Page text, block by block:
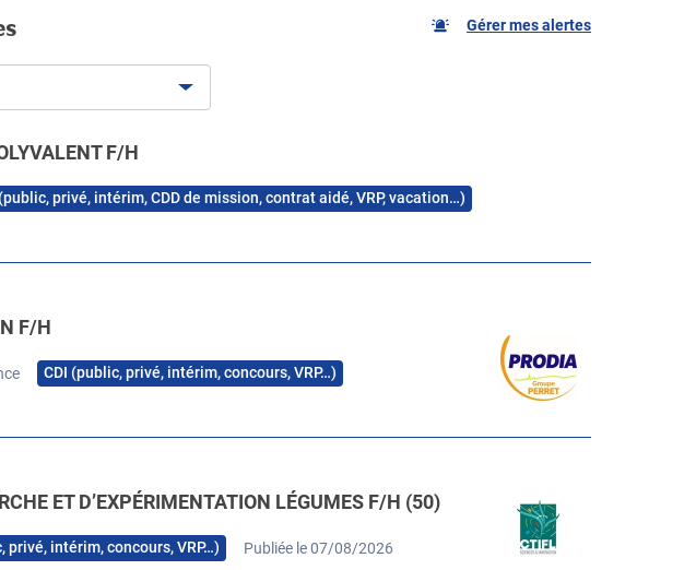
Gérer mes alertes
F/H
privé, intérim, CDD de mission, contrat aidé, VRP, vacation…)
F/H
CDI (public, privé, intérim, concours, VRP…)
ET D’EXPÉRIMENTATION LÉGUMES F/H (50)
privé, intérim, concours, VRP…) Publiée le 07/08/2026